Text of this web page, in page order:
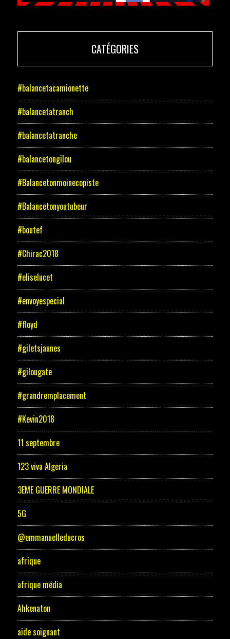
CATÉGORIES
#balancetacamionette
#balancetatranch
#balancetatranche
#balancetongilou
#Balancetonmoinecopiste
#Balancetonyoutubeur
#boutef
#Chirac2018
#eliselucet
#envoyespecial
#floyd
#giletsjaunes
#gilougate
#grandremplacement
#Kevin2018
11 septembre
123 viva Algeria
3EME GUERRE MONDIALE
5G
@emmanuelleducros
afrique
afrique média
Ahkenaton
aide soignant